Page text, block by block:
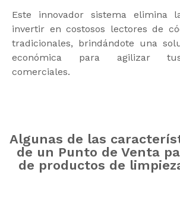
Este innovador sistema elimina
invertir en costosos lectores de
tradicionales, brindándote una
económica para agilizar tus
comerciales.
Algunas de las
de un Punto de Venta
de productos de